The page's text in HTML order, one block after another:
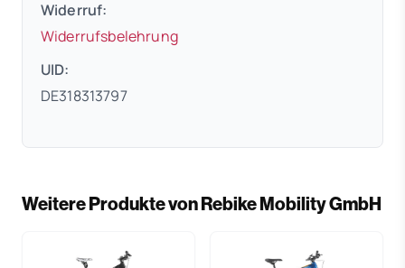
Widerruf:
Widerrufsbelehrung(öffnet in neuem Tab)
UID:
DE318313797
Weitere Produkte von Rebike Mobility GmbH